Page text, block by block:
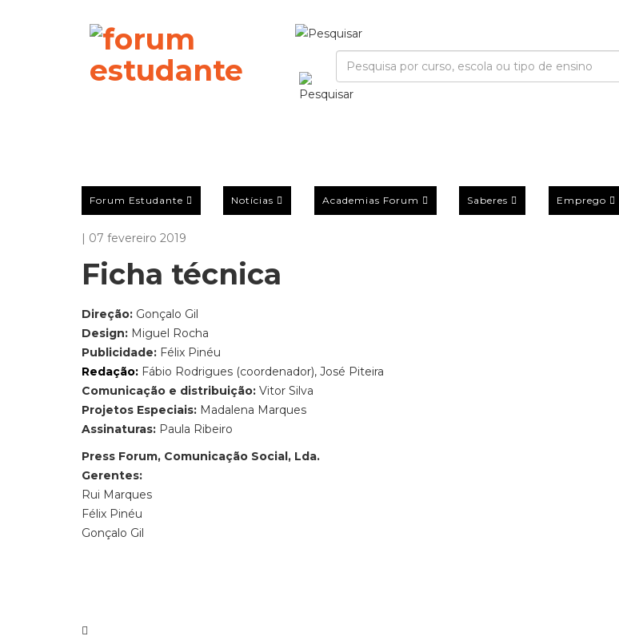
Forum Estudante Notícias Academias Forum Saberes Emprego
| 07 fevereiro 2019
Ficha técnica
Direção: Gonçalo Gil
Design: Miguel Rocha
Publicidade: Félix Pinéu
Redação: Fábio Rodrigues (coordenador), José Piteira
Comunicação e distribuição: Vitor Silva
Projetos Especiais: Madalena Marques
Assinaturas: Paula Ribeiro
Press Forum, Comunicação Social, Lda.
Gerentes:
Rui Marques
Félix Pinéu
Gonçalo Gil